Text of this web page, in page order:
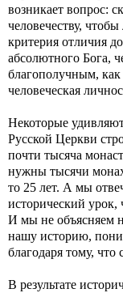
возникает вопрос:
человечеству,
критерия отличия
абсолютного Бога,
благополучным,
человеческая
Некоторые
Русской Церкви
почти тысяча
нужны тысячи
то 25 лет. А мы
исторический
И мы не объясняем
нашу историю,
благодаря тому, что
В результате